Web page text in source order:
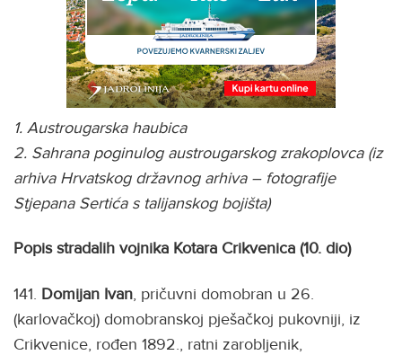
1. Austrougarska haubica
2. Sahrana poginulog austrougarskog zrakoplovca (iz
arhiva Hrvatskog državnog arhiva – fotografije
Stjepana Sertića s talijanskog bojišta)
Popis stradalih vojnika Kotara Crikvenica (10. dio)
141. Domijan Ivan, pričuvni domobran u 26.
(karlovačkoj) domobranskoj pješačkoj pukovniji, iz
Crikvenice, rođen 1892., ratni zarobljenik,